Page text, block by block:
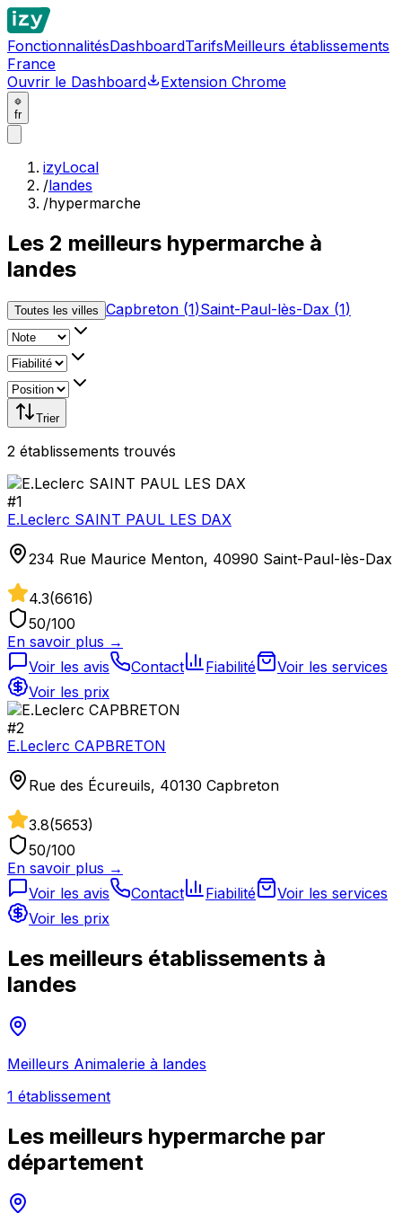
FonctionnalitésDashboardTarifsMeilleurs établissements
France
Ouvrir le Dashboard
Extension Chrome
fr
izyLocal
/landes
/hypermarche
Les 2 meilleurs hypermarche à
landes
Toutes les villes Capbreton (1)Saint-Paul-lès-Dax (1)
Trier
2 établissements trouvés
#1
E.Leclerc SAINT PAUL LES DAX
234 Rue Maurice Menton, 40990 Saint-Paul-lès-Dax
4.3(6616)
50/100
En savoir plus →
Voir les avis
Contact Fiabilité
Voir les services
Voir les prix
#2
E.Leclerc CAPBRETON
Rue des Écureuils, 40130 Capbreton
3.8(5653)
50/100
En savoir plus →
Voir les avis
Contact Fiabilité
Voir les services
Voir les prix
Les meilleurs établissements à
landes
Meilleurs Animalerie à landes
1 établissement
Les meilleurs hypermarche par
département